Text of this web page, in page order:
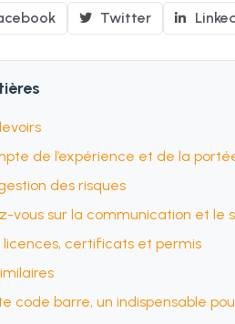
Twitter
de l’expérience et de la
des risques
vous sur la communication et le
licences, certificats et permis
code barre, un indispensable